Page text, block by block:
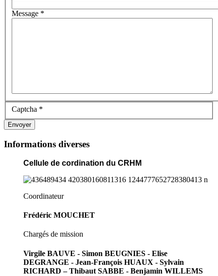
Message *
Captcha *
Envoyer
Informations diverses
Cellule de cordination du CRHM
Coordinateur
Frédéric MOUCHET
Chargés de mission
Virgile BAUVE - Simon BEUGNIES - Elise
DEGRANGE - Jean-François HUAUX - Sylvain
RICHARD – Thibaut SABBE - Benjamin WILLEMS